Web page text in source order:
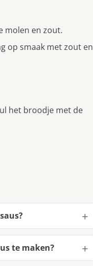
molen en zout.
op smaak met zout en
het broodje met de
te maken?